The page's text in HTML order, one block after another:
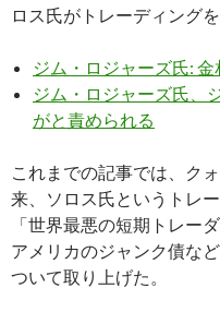
ロス氏がトレーディング
ジム・ロジャーズ氏:
ジム・ロジャーズ氏、
がと責められる
これまでの記事では、ク
来、ソロス氏というトレ
「世界最悪の短期トレー
アメリカのジャンク債な
ついて取り上げた。